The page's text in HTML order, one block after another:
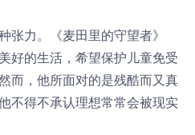
张力。《麦田里的守望者》
好的生活，希望保护儿童免受
而，他所面对的是残酷而又真
不得不承认理想常常会被现实